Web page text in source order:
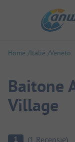
Home Italië Veneto
Baitone
Village
1 (1 Recensie)